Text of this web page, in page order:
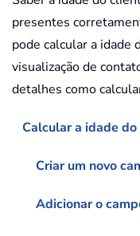
presentes
pode calcular a idade
visualização de
detalhes como
Calcular a idade
Criar um novo
Adicionar o